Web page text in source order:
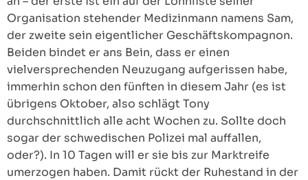
Organisation stehender Medizinmann namens Sam,
der zweite sein eigentlicher Geschäftskompagnon.
Beiden bindet er ans Bein, dass er einen
vielversprechenden Neuzugang aufgerissen habe,
immerhin schon den fünften in diesem Jahr (es ist
übrigens Oktober, also schlägt Tony
durchschnittlich alle acht Wochen zu. Sollte doch
sogar der schwedischen Polizei mal auffallen,
oder?). In 10 Tagen will er sie bis zur Marktreife
umerzogen haben. Damit rückt der Ruhestand in der